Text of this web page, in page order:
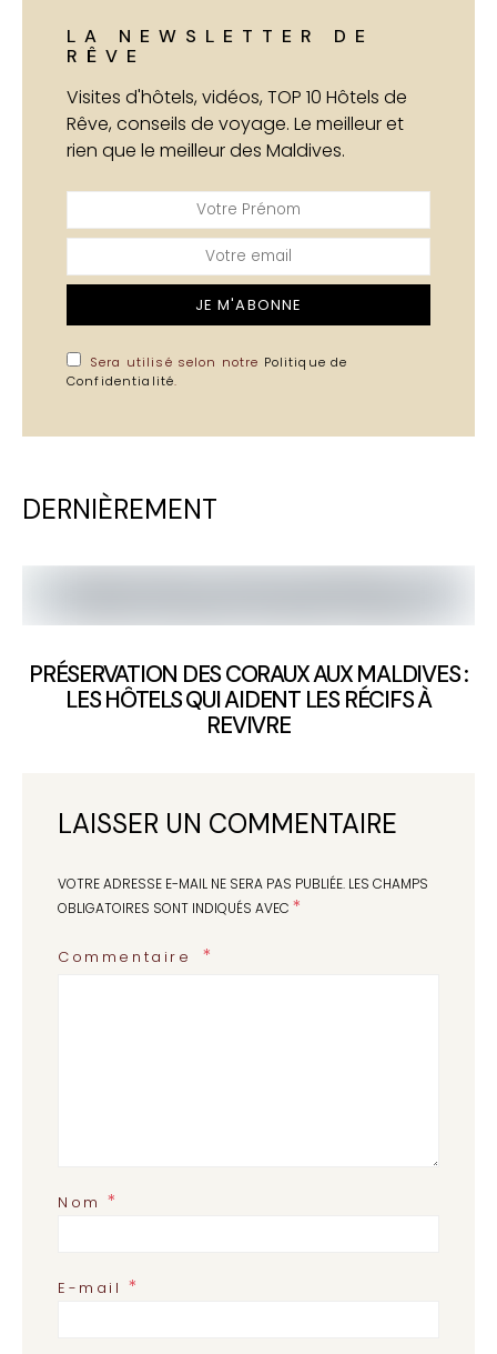
LA NEWSLETTER DE
RÊVE
Visites d'hôtels, vidéos, TOP 10 Hôtels de
Rêve, conseils de voyage. Le meilleur et
rien que le meilleur des Maldives.
JE M'ABONNE
Sera utilisé selon notre Politique de
Confidentialité.
DERNIÈREMENT
PRÉSERVATION DES CORAUX AUX MALDIVES :
LES HÔTELS QUI AIDENT LES RÉCIFS À
REVIVRE
LAISSER UN COMMENTAIRE
VOTRE ADRESSE E-MAIL NE SERA PAS PUBLIÉE. LES CHAMPS
OBLIGATOIRES SONT INDIQUÉS AVEC *
Commentaire
Nom*
E-mail*